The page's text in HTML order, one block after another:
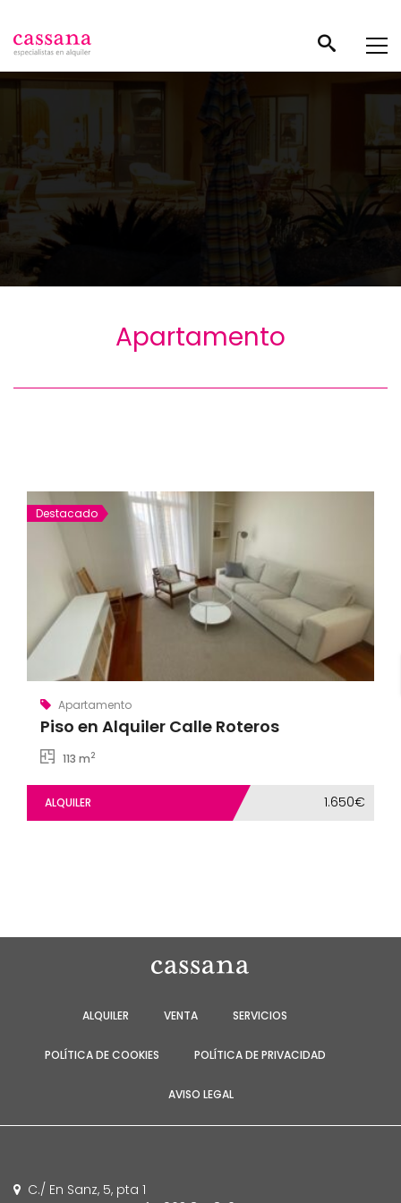
Apartamento
Destacado
Apartamento
Piso en Alquiler Calle Roteros
113 m2
ALQUILER 1.650€
ALQUILER VENTA SERVICIOS
POLÍTICA DE COOKIES POLÍTICA DE PRIVACIDAD
AVISO LEGAL
C./ En Sanz, 5, pta 1